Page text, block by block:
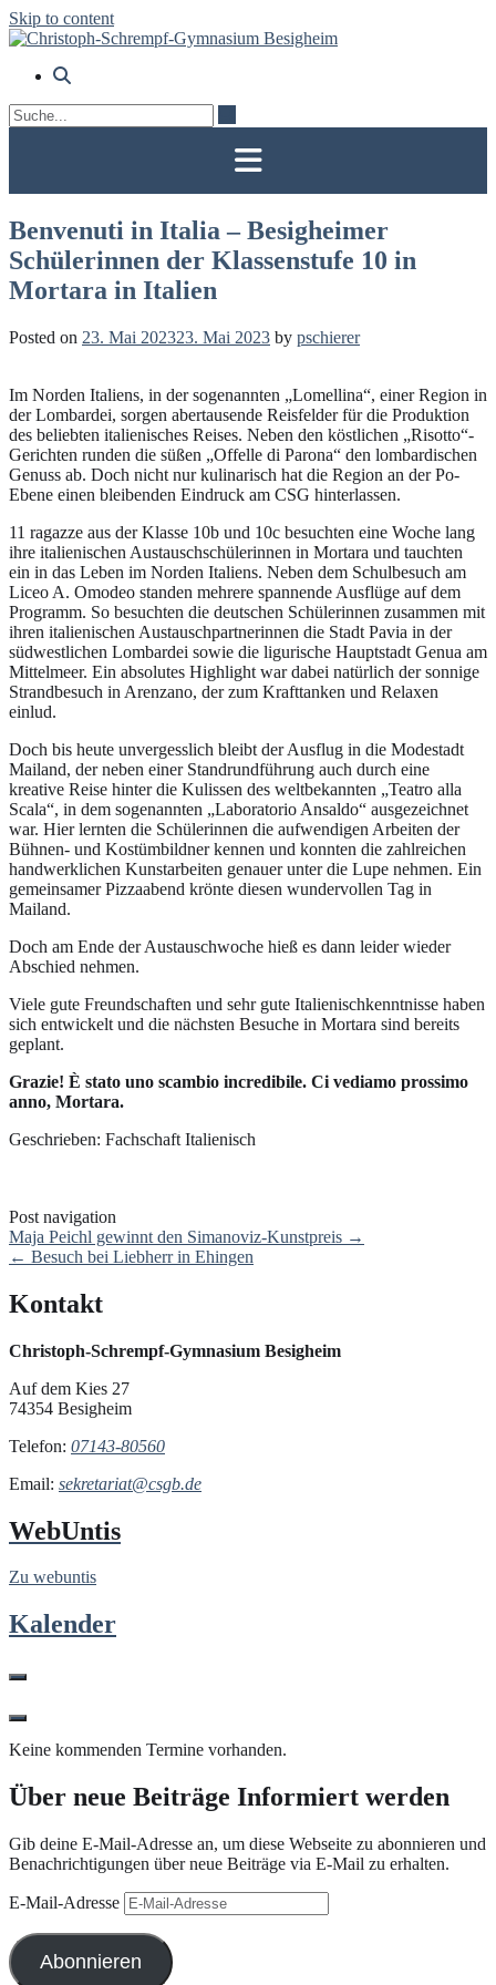
Skip to content
Benvenuti in Italia – Besigheimer
Schülerinnen der Klassenstufe 10 in
Mortara in Italien
Posted on 23. Mai 202323. Mai 2023 by pschierer
Im Norden Italiens, in der sogenannten „Lomellina“, einer Region in
der Lombardei, sorgen abertausende Reisfelder für die Produktion
des beliebten italienisches Reises. Neben den köstlichen „Risotto“-
Gerichten runden die süßen „Offelle di Parona“ den lombardischen
Genuss ab. Doch nicht nur kulinarisch hat die Region an der Po-
Ebene einen bleibenden Eindruck am CSG hinterlassen.
11 ragazze aus der Klasse 10b und 10c besuchten eine Woche lang
ihre italienischen Austauschschülerinnen in Mortara und tauchten
ein in das Leben im Norden Italiens. Neben dem Schulbesuch am
Liceo A. Omodeo standen mehrere spannende Ausflüge auf dem
Programm. So besuchten die deutschen Schülerinnen zusammen mit
ihren italienischen Austauschpartnerinnen die Stadt Pavia in der
südwestlichen Lombardei sowie die ligurische Hauptstadt Genua am
Mittelmeer. Ein absolutes Highlight war dabei natürlich der sonnige
Strandbesuch in Arenzano, der zum Krafttanken und Relaxen
einlud.
Doch bis heute unvergesslich bleibt der Ausflug in die Modestadt
Mailand, der neben einer Standrundführung auch durch eine
kreative Reise hinter die Kulissen des weltbekannten „Teatro alla
Scala“, in dem sogenannten „Laboratorio Ansaldo“ ausgezeichnet
war. Hier lernten die Schülerinnen die aufwendigen Arbeiten der
Bühnen- und Kostümbildner kennen und konnten die zahlreichen
handwerklichen Kunstarbeiten genauer unter die Lupe nehmen. Ein
gemeinsamer Pizzaabend krönte diesen wundervollen Tag in
Mailand.
Doch am Ende der Austauschwoche hieß es dann leider wieder
Abschied nehmen.
Viele gute Freundschaften und sehr gute Italienischkenntnisse haben
sich entwickelt und die nächsten Besuche in Mortara sind bereits
geplant.
Grazie! È stato uno scambio incredibile. Ci vediamo prossimo
anno, Mortara.
Geschrieben: Fachschaft Italienisch
Post navigation
Maja Peichl gewinnt den Simanoviz-Kunstpreis →
← Besuch bei Liebherr in Ehingen
Kontakt
Christoph-Schrempf-Gymnasium Besigheim
Auf dem Kies 27
74354 Besigheim
Telefon: 07143-80560
Email: sekretariat@csgb.de
WebUntis
Zu webuntis
Kalender
Keine kommenden Termine vorhanden.
Über neue Beiträge Informiert werden
Gib deine E-Mail-Adresse an, um diese Webseite zu abonnieren und
Benachrichtigungen über neue Beiträge via E-Mail zu erhalten.
E-Mail-Adresse
Abonnieren